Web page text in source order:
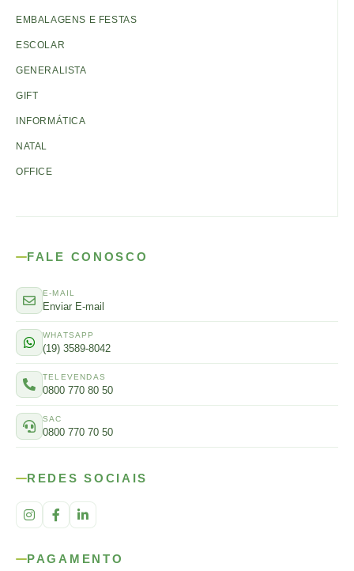
EMBALAGENS E FESTAS
ESCOLAR
GENERALISTA
GIFT
INFORMÁTICA
NATAL
OFFICE
FALE CONOSCO
E-MAIL
Enviar E-mail
WHATSAPP
(19) 3589-8042
TELEVENDAS
0800 770 80 50
SAC
0800 770 70 50
REDES SOCIAIS
PAGAMENTO